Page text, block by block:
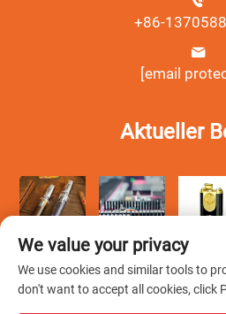
+86-
[email
Aktueller
We value your privacy
We use cookies and similar tools to
don't want to accept all cookies, click